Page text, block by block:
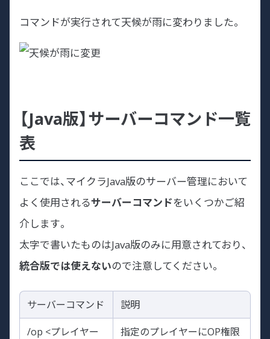
コマンドが実行されて天候が雨に変わりました。
【Java版】サーバーコマンド一覧
表
ここでは、マイクラJava版のサーバー管理において
よく使用されるサーバーコマンドをいくつかご紹
介します。
太字で書いたものはJava版のみに用意されており、
統合版では使えないので注意してください。
サーバーコマンド 説明
/op <プレイヤー
指定のプレイヤーにOP権限